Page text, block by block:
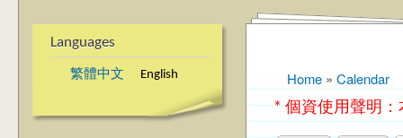
Languages
繁體中文 English
You are here
Home » Calendar
* 個資使用聲明